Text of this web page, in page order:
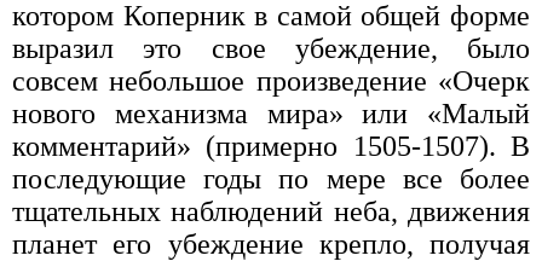
котором Коперник в самой общей форме
выразил это свое убеждение, было
совсем небольшое произведение «Очерк
нового механизма мира» или «Малый
комментарий» (примерно 1505-1507). В
последующие годы по мере все более
тщательных наблюдений неба, движения
планет его убеждение крепло, получая